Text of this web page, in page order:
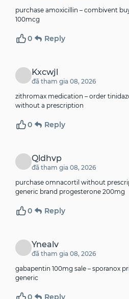
purchase amoxicillin – combivent
100mcg
0 Reply
Kxcwjl
đã tham gia 08, 2026
zithromax medication – order
without a prescription
0 Reply
Qldhvp
đã tham gia 08, 2026
purchase omnacortil without
generic brand progesterone 200mg
0 Reply
Ynealv
đã tham gia 08, 2026
gabapentin 100mg sale – sporanox
generic